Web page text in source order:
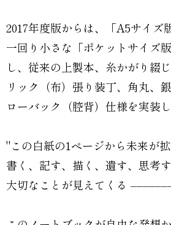
2017年度版からは、「A5サイズ
一回り小さな「ポケットサイズ
し、従来の上製本、糸かがり綴
リック（布）張り装丁、角丸、
ローバック（腔背）仕様を実装し
"この白紙の1ページから未来が拡
書く、記す、描く、遺す、思考す
大切なことが見えてくる